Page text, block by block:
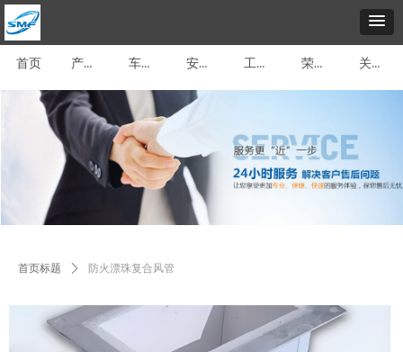
首页 产品展示 车间展示 安装介绍 工程案例 荣誉资质 关于我们
首页标题 ꄲ 防火漂珠复合风管